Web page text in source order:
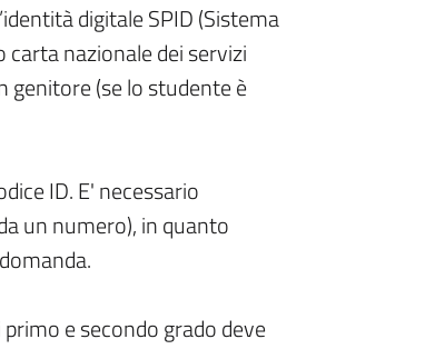
digitale SPID (Sistema
carta nazionale dei servizi
genitore (se lo studente è
ID. E' necessario
un numero), in quanto
e secondo grado deve